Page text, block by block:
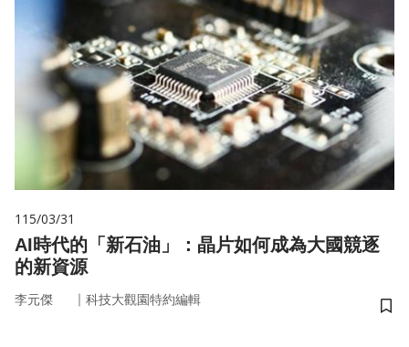
115/03/31
AI時代的「新石油」：晶片如何成為大國競逐
的新資源
李元傑 ｜ 科技大觀園特約編輯
儲